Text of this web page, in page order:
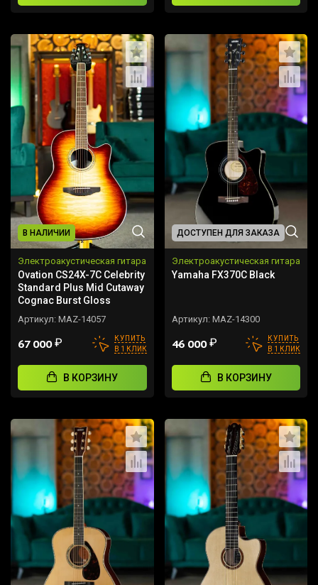
В НАЛИЧИИ
Электроакустическая гитара
Ovation CS24X-7C Celebrity
Standard Plus Mid Cutaway
Cognac Burst Gloss
Артикул: MAZ-14057
67 000₽
КУПИТЬ
В 1 КЛИК
В КОРЗИНУ
ДОСТУПЕН ДЛЯ ЗАКАЗА
Электроакустическая гитара
Yamaha FX370C Black
Артикул: MAZ-14300
46 000₽
КУПИТЬ
В 1 КЛИК
В КОРЗИНУ